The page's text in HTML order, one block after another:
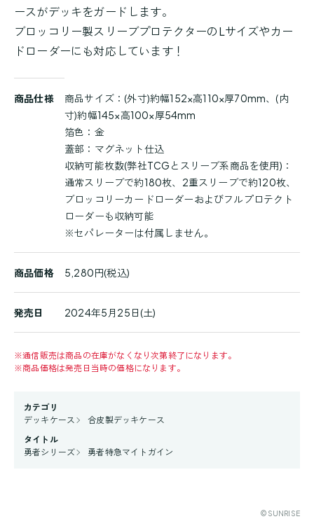
ースがデッキをガードします。
ブロッコリー製スリーブプロテクターのLサイズやカー
ドローダーにも対応しています！
品
商品仕様
商品サイズ：(外寸)約幅152×高110×厚70mm、(内
寸)約幅145×高100×厚54mm
箔色：金
蓋部：マグネット仕込
収納可能枚数(弊社TCGとスリーブ系商品を使用)：
通常スリーブで約180枚、2重スリーブで約120枚、
ブロッコリーカードローダーおよびフルプロテクト
ローダーも収納可能
※セパレーターは付属しません。
商品価格 5,280円(税込)
発売日 2024年5月25日(土)
※通信販売は商品の在庫がなくなり次第終了になります。
※商品価格は発売日当時の価格になります。
カテゴリ
デッキケース
合皮製デッキケース
タイトル
勇者シリーズ
勇者特急マイトガイン
©SUNRISE